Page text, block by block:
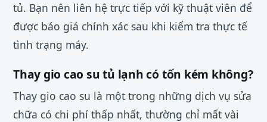
tủ. Bạn nên liên hệ trực tiếp với kỹ thuật viên để
được báo giá chính xác sau khi kiểm tra thực tế
tình trạng máy.
Thay gio cao su tủ lạnh có tốn kém không?
Thay gio cao su là một trong những dịch vụ sửa
chữa có chi phí thấp nhất, thường chỉ mất vài